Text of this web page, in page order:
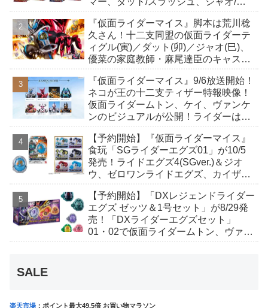
も！
『仮面ライダーマイス』脚本は荒川稔
久さん！十二支同盟の仮面ライダーテ
ィグル(寅)／ダット(卯)／ジャオ(巳)、
優菜の家庭教師・麻尾達臣のキャスト
んも変身！
『仮面ライダーマイス』9/6放送開始！
ネコが王の十二支ティザー特報映像！
仮面ライダームトン、ケイ、ヴァンケ
ンのビジュアルが公開！ライダーは子
【予約開始】『仮面ライダーマイス』
食玩「SGライダーエグズ01」が10/5
発売！ライドエグズ4(SGver.)＆ジオ
ウ、ゼロワンライドエグズ、カイザ、
【予約開始】「DXレジェンドライダー
エグズ ゼッツ＆1号セット」が8/29発
売！「DXライダーエグズセット」
01・02で仮面ライダームトン、ヴァン
SALE
楽天市場 ：ポイント最大49.5倍 お買い物マラソン